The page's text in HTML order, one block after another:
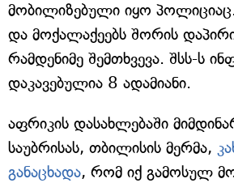
მობილიზებული იყო
და მოქალაქეებს შორის
რამდენიმე შემთხვევა. შსს-ს
დაკავებულია 8 ადამიანი.
აფრიკის დასახლებაში
საუბრისას, თბილისის მერმა,
განაცხადა, რომ იქ გამოსულ